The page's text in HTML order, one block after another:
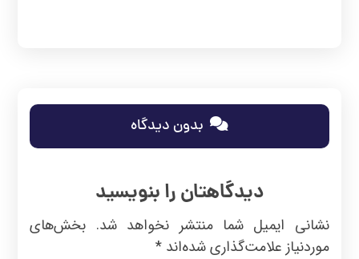
بدون دیدگاه
دیدگاهتان را بنویسید
نشانی ایمیل شما منتشر نخواهد شد. بخش‌های
موردنیاز علامت‌گذاری شده‌اند*